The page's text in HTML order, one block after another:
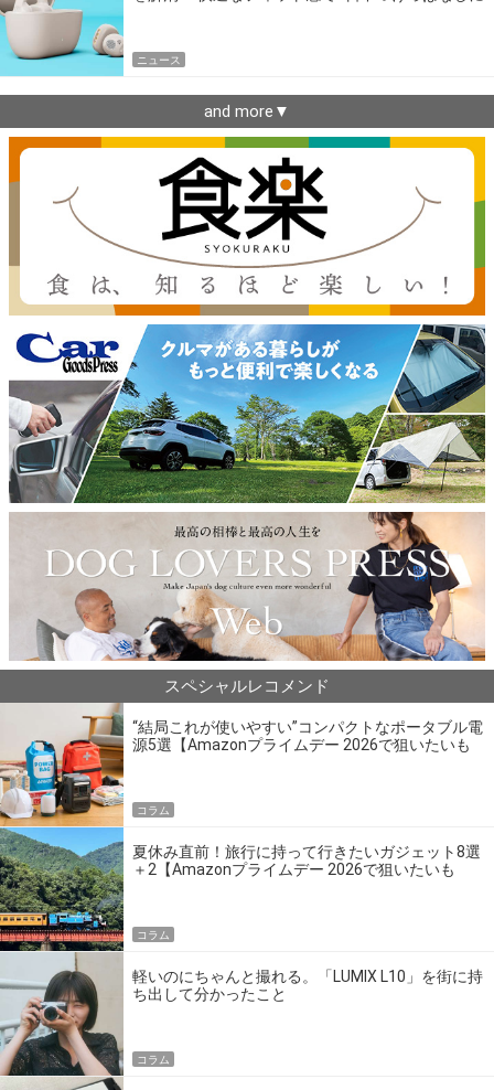
ニュース
and more▼
スペシャルレコメンド
“結局これが使いやすい”コンパクトなポータブル電
源5選【Amazonプライムデー 2026で狙いたいも
コラム
夏休み直前！旅行に持って行きたいガジェット8選
＋2【Amazonプライムデー 2026で狙いたいも
コラム
軽いのにちゃんと撮れる。「LUMIX L10」を街に持
ち出して分かったこと
コラム